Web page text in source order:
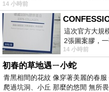
不
14 小時前
這次官方大規
2張圖案膠，
版；目前官網
14 小時前
初春的草地遇ㄧ小蛇
青黑相間的花紋 像穿著美麗的春
爬過坑洞、小丘 那麼的悠閒 無所